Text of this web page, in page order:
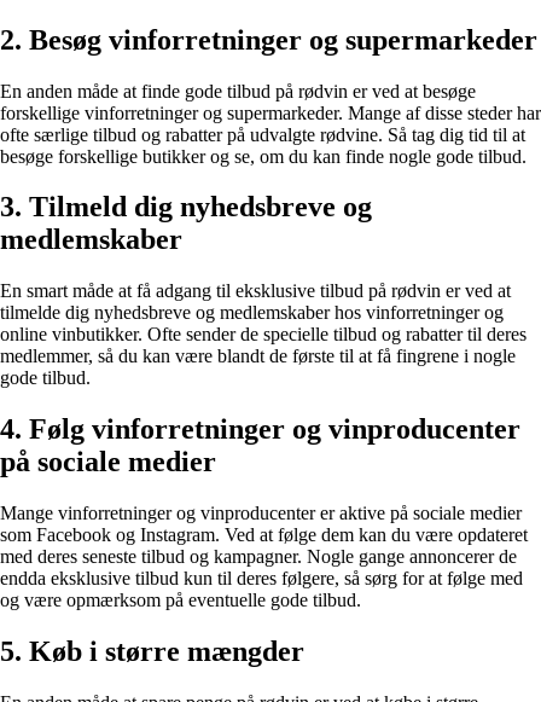
2. Besøg vinforretninger og supermarkeder
En anden måde at finde gode tilbud på rødvin er ved at besøge
forskellige vinforretninger og supermarkeder. Mange af disse steder har
ofte særlige tilbud og rabatter på udvalgte rødvine. Så tag dig tid til at
besøge forskellige butikker og se, om du kan finde nogle gode tilbud.
3. Tilmeld dig nyhedsbreve og
medlemskaber
En smart måde at få adgang til eksklusive tilbud på rødvin er ved at
tilmelde dig nyhedsbreve og medlemskaber hos vinforretninger og
online vinbutikker. Ofte sender de specielle tilbud og rabatter til deres
medlemmer, så du kan være blandt de første til at få fingrene i nogle
gode tilbud.
4. Følg vinforretninger og vinproducenter
på sociale medier
Mange vinforretninger og vinproducenter er aktive på sociale medier
som Facebook og Instagram. Ved at følge dem kan du være opdateret
med deres seneste tilbud og kampagner. Nogle gange annoncerer de
endda eksklusive tilbud kun til deres følgere, så sørg for at følge med
og være opmærksom på eventuelle gode tilbud.
5. Køb i større mængder